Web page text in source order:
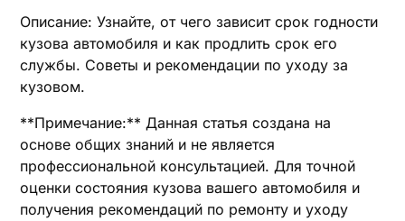
Описание: Узнайте, от чего зависит срок годности
кузова автомобиля и как продлить срок его
службы. Советы и рекомендации по уходу за
кузовом.
**Примечание:** Данная статья создана на
основе общих знаний и не является
профессиональной консультацией. Для точной
оценки состояния кузова вашего автомобиля и
получения рекомендаций по ремонту и уходу